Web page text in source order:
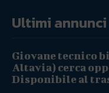
Ultimi annunci
Giovane tecnico
Altavia) cerca
Disponibile al